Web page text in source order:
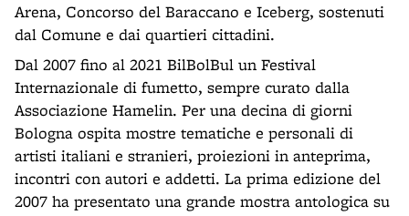
Arena, Concorso del Baraccano e Iceberg, sostenuti
dal Comune e dai quartieri cittadini.
Dal 2007 fino al 2021 BilBolBul un Festival
Internazionale di fumetto, sempre curato dalla
Associazione Hamelin. Per una decina di giorni
Bologna ospita mostre tematiche e personali di
artisti italiani e stranieri, proiezioni in anteprima,
incontri con autori e addetti. La prima edizione del
2007 ha presentato una grande mostra antologica su